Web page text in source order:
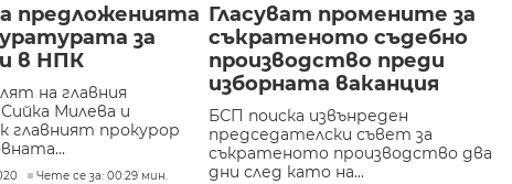
предложенията
за
в НПК
на главния
Милева и
главният прокурор
Чете се за: 00:29 мин.
Гласуват промените за
съкратеното съдебно
производство преди
изборната ваканция
БСП поиска извънреден
председателски съвет за
съкратеното производство два
дни след като на...